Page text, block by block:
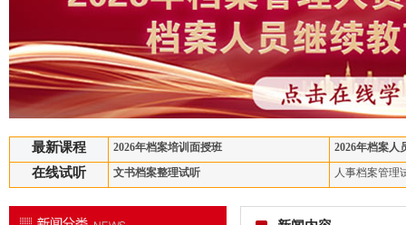
最新课程 2026年档案培训面授班 2026年档案人
在线试听 文书档案整理试听 人事档案管理